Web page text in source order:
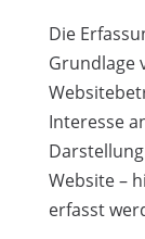
Die
Grundlage
Interesse
Website –
erfasst